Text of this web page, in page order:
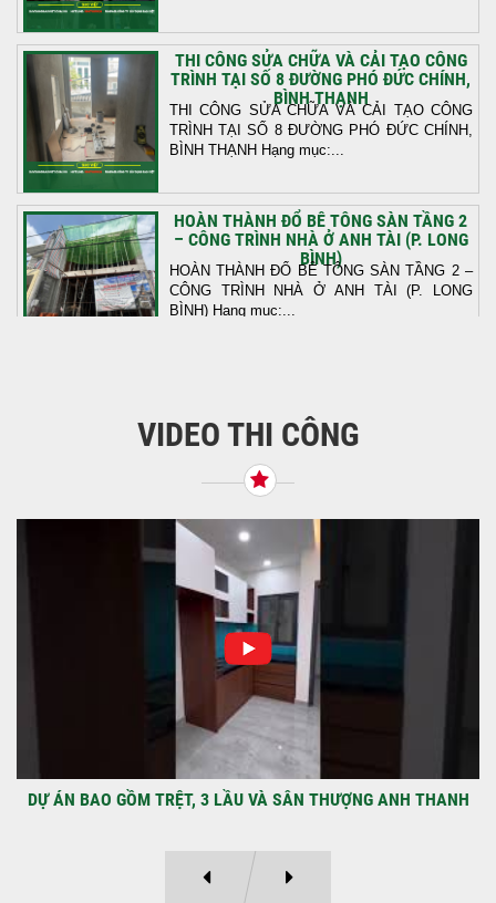
THI CÔNG SỬA CHỮA VÀ CẢI TẠO CÔNG
TRÌNH TẠI SỐ 8 ĐƯỜNG PHÓ ĐỨC CHÍNH,
BÌNH THẠNH
THI CÔNG SỬA CHỮA VÀ CẢI TẠO CÔNG
TRÌNH TẠI SỐ 8 ĐƯỜNG PHÓ ĐỨC CHÍNH,
BÌNH THẠNH Hạng mục:...
HOÀN THÀNH ĐỔ BÊ TÔNG SÀN TẦNG 2
– CÔNG TRÌNH NHÀ Ở ANH TÀI (P. LONG
BÌNH)
HOÀN THÀNH ĐỔ BÊ TÔNG SÀN TẦNG 2 –
CÔNG TRÌNH NHÀ Ở ANH TÀI (P. LONG
BÌNH) Hạng mục:...
Tiếp nối sự tin tưởng từ quý khách hàng, vừa
qua Công Ty TNHH Thiết Kế Xây Dựng Sao
NHẬN CHÌA KHÓA – TRAO TỔ ẤM MỚI
TẠI PHƯỜNG AN LẠC
Địa điểm: Đường Lâm Hoành, phường An
LạcGia chủ: Anh Kỳ Xây Dựng Sao Việt chính
thức hoàn tất và...
VIDEO THI CÔNG
DỰ ÁN BAO GỒM TRỆT, 3 LẦU VÀ SÂN THƯỢNG ANH THANH